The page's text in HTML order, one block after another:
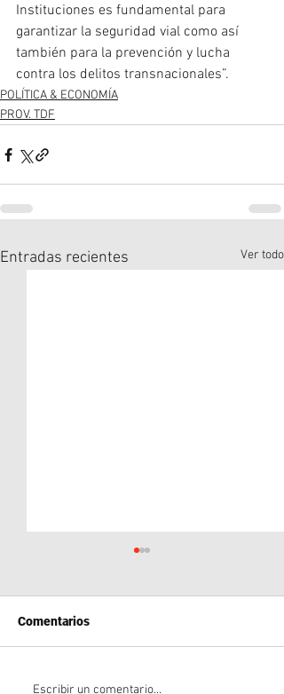
Instituciones es fundamental para
garantizar la seguridad vial como así
también para la prevención y lucha
contra los delitos transnacionales”.
POLÍTICA & ECONOMÍA
PROV. TDF
Entradas recientes Ver todo
Comentarios
Escribir un comentario...